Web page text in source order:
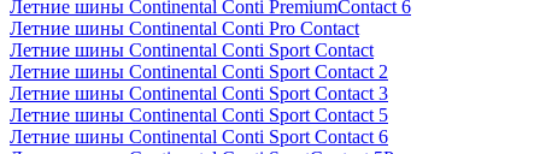
Летние шины Continental Conti PremiumContact 6
Летние шины Continental Conti Pro Contact
Летние шины Continental Conti Sport Contact
Летние шины Continental Conti Sport Contact 2
Летние шины Continental Conti Sport Contact 3
Летние шины Continental Conti Sport Contact 5
Летние шины Continental Conti Sport Contact 6